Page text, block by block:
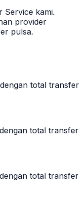
Service kami.
provider
pulsa.
total transfer
total transfer
total transfer